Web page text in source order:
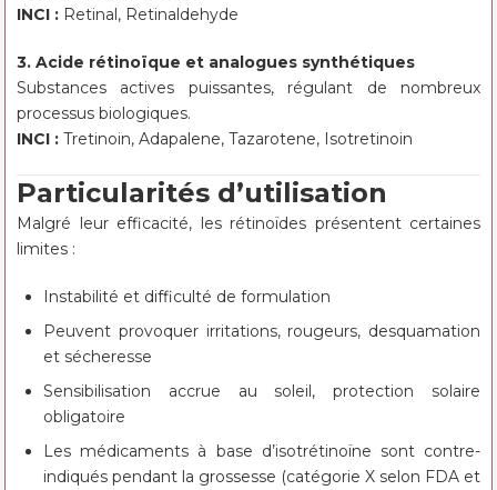
INCI : Retinal, Retinaldehyde
3. Acide rétinoïque et analogues synthétiques
Substances actives puissantes, régulant de nombreux
processus biologiques.
INCI : Tretinoin, Adapalene, Tazarotene, Isotretinoin
Particularités d’utilisation
Malgré leur efficacité, les rétinoïdes présentent certaines
limites :
Instabilité et difficulté de formulation
Peuvent provoquer irritations, rougeurs, desquamation
et sécheresse
Sensibilisation accrue au soleil, protection solaire
obligatoire
Les médicaments à base d’isotrétinoïne sont contre-
indiqués pendant la grossesse (catégorie X selon FDA et